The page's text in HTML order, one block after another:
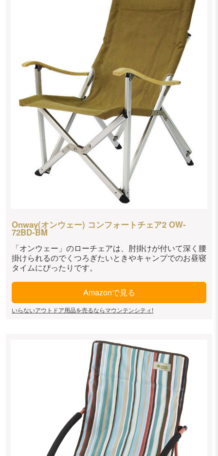
Onway(オンウェー) コンフォートチェア2 OW-
72BD-BM
「オンウェー」のローチェアは、肘掛けが付いて深く腰
掛けられるのでくつろぎたいときやキャンプでのお昼寝
タイムにぴったりです。
Amazonで見る
いらないアウトドア用品を売るならマウンテンシティ!